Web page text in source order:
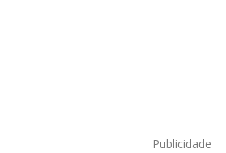
Publicidade